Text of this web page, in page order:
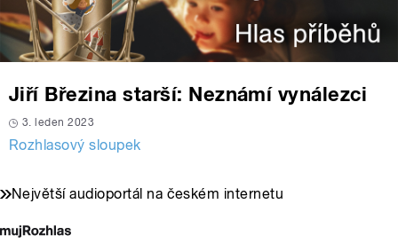
Jiří Březina starší: Neznámí vynálezci
3. leden 2023
Rozhlasový sloupek
Největší audioportál na českém internetu